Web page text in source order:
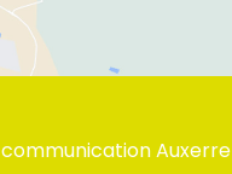
Auxerre